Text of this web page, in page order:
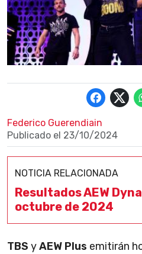
Federico Guerendiain
Publicado el 23/10/2024
NOTICIA RELACIONADA
Resultados AEW
octubre de 2024
TBS yAEW Plus emitirán